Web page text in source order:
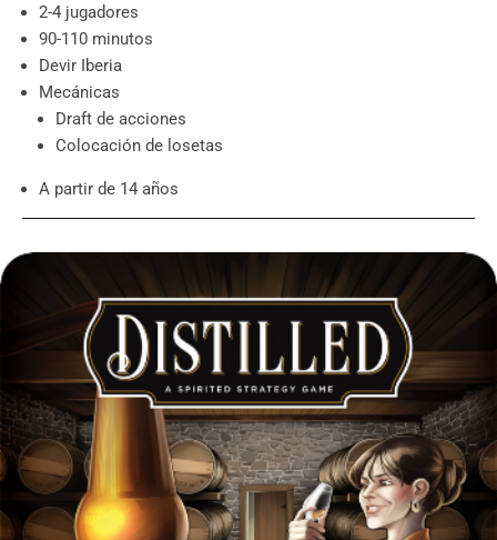
2-4 jugadores
90-110 minutos
Devir Iberia
Mecánicas
Draft de acciones
Colocación de losetas
A partir de 14 años